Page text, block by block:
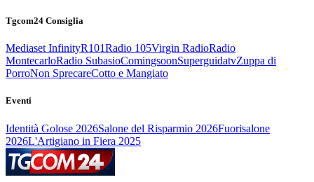
Tgcom24 Consiglia
Mediaset InfinityR101Radio 105Virgin RadioRadio
MontecarloRadio SubasioComingsoonSuperguidatvZuppa di
PorroNon SprecareCotto e Mangiato
Eventi
Identità Golose 2026Salone del Risparmio 2026Fuorisalone
2026L'Artigiano in Fiera 2025